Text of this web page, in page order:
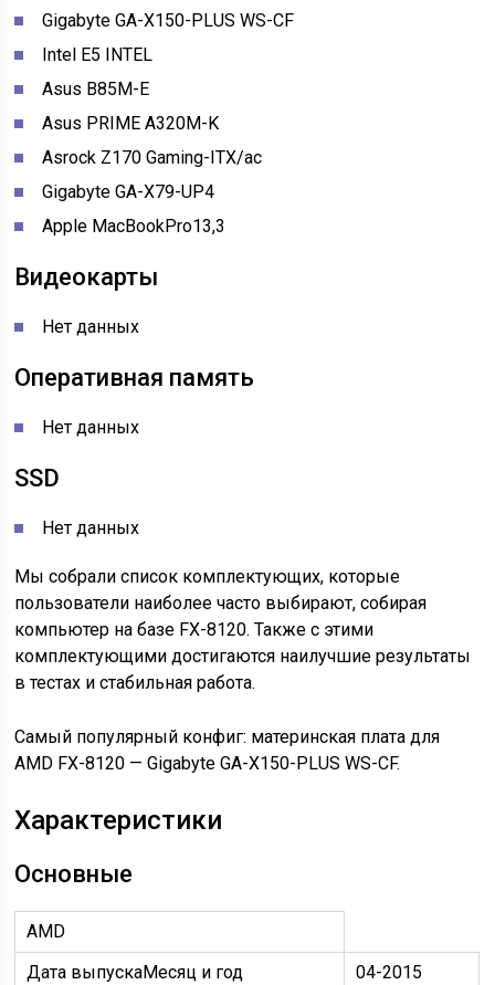
Gigabyte GA-X150-PLUS WS-CF
Intel E5 INTEL
Asus B85M-E
Asus PRIME A320M-K
Asrock Z170 Gaming-ITX/ac
Gigabyte GA-X79-UP4
Apple MacBookPro13,3
Видеокарты
Нет данных
Оперативная память
Нет данных
SSD
Нет данных
Мы собрали список комплектующих, которые
пользователи наиболее часто выбирают, собирая
компьютер на базе FX-8120. Также с этими
комплектующими достигаются наилучшие результаты
в тестах и стабильная работа.
Самый популярный конфиг: материнская плата для
AMD FX-8120 — Gigabyte GA-X150-PLUS WS-CF.
Характеристики
Основные
AMD
Дата выпускаМесяц и год
04-2015